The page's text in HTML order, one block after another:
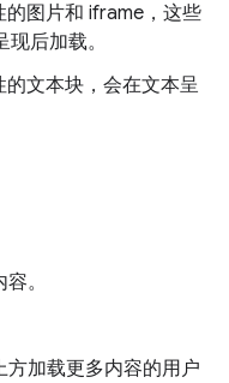
的图片和 iframe，这些
后加载。
的文本块，会在文本呈
。
加载更多内容的用户